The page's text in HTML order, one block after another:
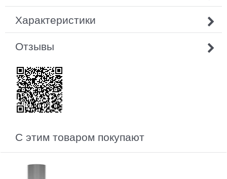
Характеристики
Отзывы
С этим товаром покупают